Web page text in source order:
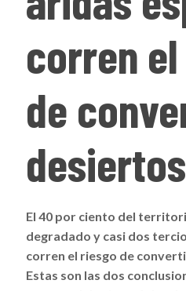
corren
de
desiertos
El 40 por ciento del
degradado y casi dos
corren el riesgo de
Estas son las dos